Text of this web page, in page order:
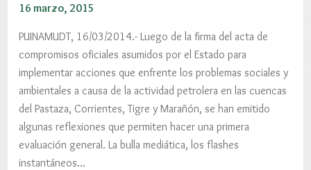
16 marzo, 2015
PUINAMUDT, 16/03/2014.- Luego de la firma del acta de
compromisos oficiales asumidos por el Estado para
implementar acciones que enfrente los problemas sociales y
ambientales a causa de la actividad petrolera en las cuencas
del Pastaza, Corrientes, Tigre y Marañón, se han emitido
algunas reflexiones que permiten hacer una primera
evaluación general. La bulla mediática, los flashes
instantáneos…